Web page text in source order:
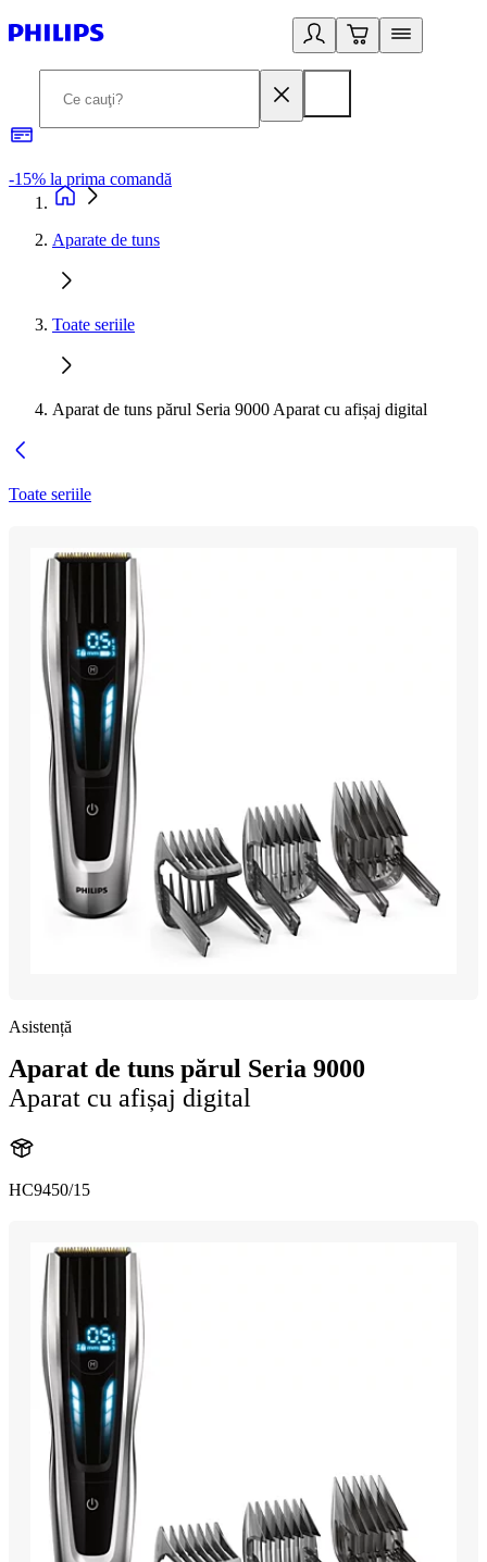
-15% la prima comandă
Aparate de tuns
Toate seriile
Aparat de tuns părul Seria 9000 Aparat cu afișaj digital
Toate seriile
Asistență
Aparat de tuns părul Seria 9000
Aparat cu afișaj digital
HC9450/15